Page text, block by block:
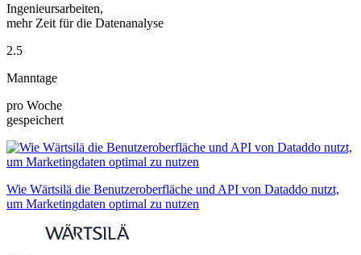
Ingenieursarbeiten,
mehr Zeit für die Datenanalyse
2.5
Manntage
pro Woche
gespeichert
Wie Wärtsilä die Benutzeroberfläche und API von Dataddo nutzt,
um Marketingdaten optimal zu nutzen